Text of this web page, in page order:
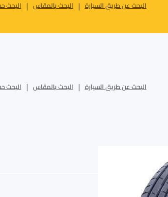
البحث عن طريق السيارة البحث بالمقاس البحث
البحث عن طريق السيارة البحث بالمقاس البحث